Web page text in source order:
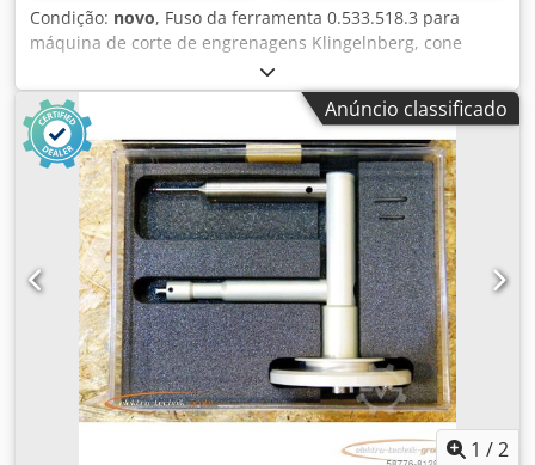
Condição: novo, Fuso da ferramenta 0.533.518.3 para
máquina de corte de engrenagens Klingelnberg, cone
acentuado 1:3.975, comprimento = 228 mm, Ø conexão:
150 mm, Ø flange: 186 mm, Ø conexão da ferramenta 99
mm, não utilizado na embalagem original, 100% funcional,
escopo de entrega conforme fotos Csdey Rcn Espfx An
Eeha
Anúncio classificado
1 /2